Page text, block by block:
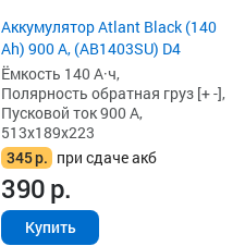
Аккумулятор Atlant Black (140
Ah) 900 А, (AB1403SU) D4
Ёмкость 140 А·ч,
Полярность обратная груз [+ -],
Пусковой ток 900 А,
513x189x223
345р. при сдаче акб
390р.
Купить